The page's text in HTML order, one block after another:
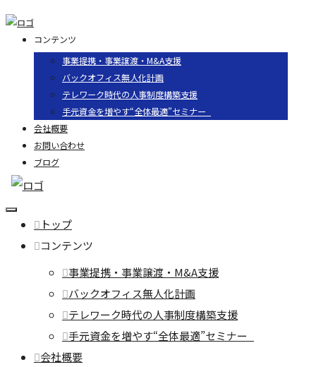
コンテンツ
事業提携・事業譲渡・M&A支援
バックオフィス無人化計画
テレワーク時代の人事制度構築支援
手元資金を増やす“全体最適”セミナー
会社概要
お問い合わせ
ブログ
トップ
コンテンツ
事業提携・事業譲渡・M&A支援
バックオフィス無人化計画
テレワーク時代の人事制度構築支援
手元資金を増やす“全体最適”セミナー
会社概要